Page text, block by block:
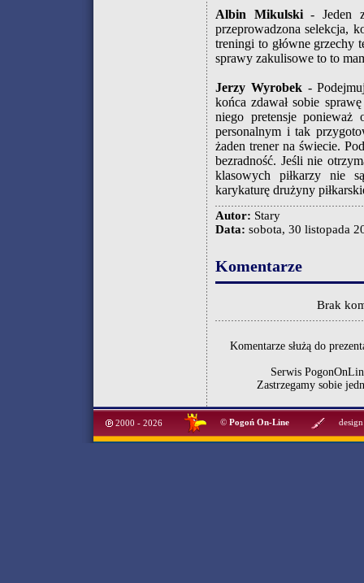
Albin Mikulski- Jeden z
przeprowadzona selekcja,
treningi to główne grzechy
sprawy zakulisowe to to
Jerzy Wyrobek-
końca zdawał sobie
niego pretensje ponieważ
personalnym i tak
żaden trener na świecie.
bezradność. Jeśli nie
klasowych piłkarzy nie
karykaturę drużyny
Autor: Stary
Data: sobota, 30 listopada
Komentarze
Brak
Komentarze służą do
Serwis
Zastrzegamy sobie
2000 - 2026 © Pogoń On-Line